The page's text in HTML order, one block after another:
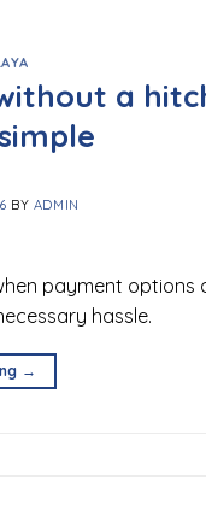
a
BY ADMIN
payment options
hassle.
→